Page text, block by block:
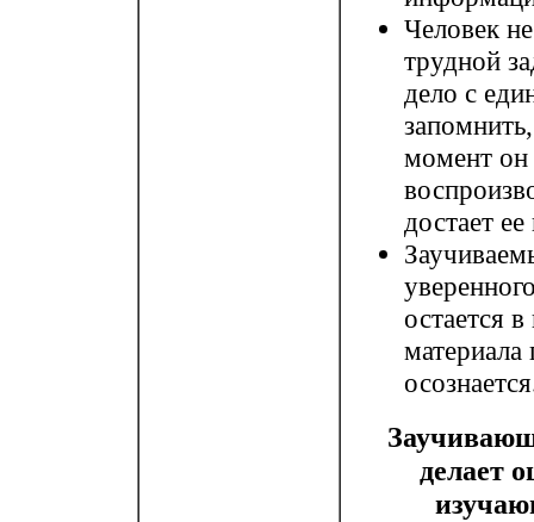
Человек
трудной
дело с
момент он
достает
остается
делает